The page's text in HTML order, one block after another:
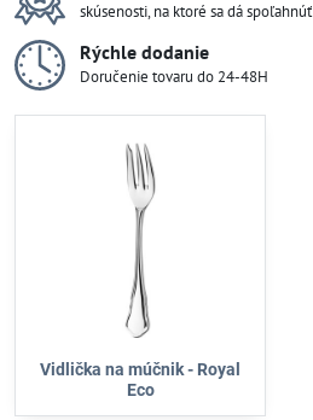
skúsenosti, na ktoré sa dá spoľahnúť
Rýchle dodanie
Doručenie tovaru do 24-48H
Vidlička na múčnik - Royal
Eco